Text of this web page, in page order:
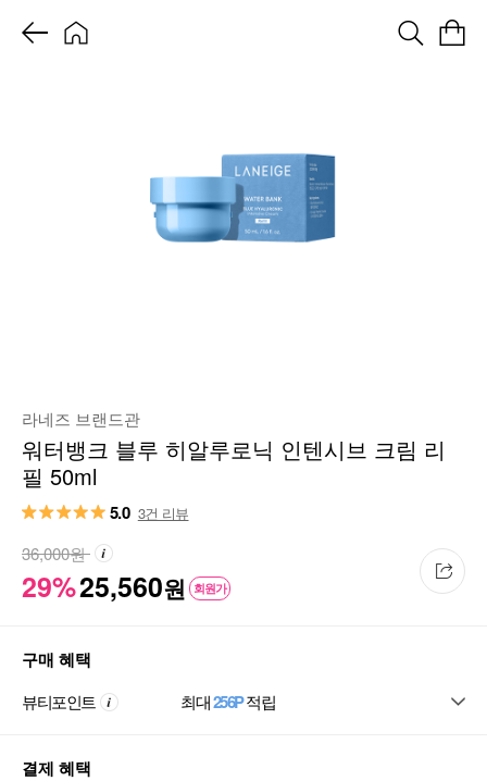
라네즈 브랜드관
워터뱅크 블루 히알루로닉 인텐시브 크림 리
필 50ml
5.0 3건 리뷰
29%25,560원 회원가
36,000원
구매 혜택
뷰티포인트 최대256P적립
결제 혜택